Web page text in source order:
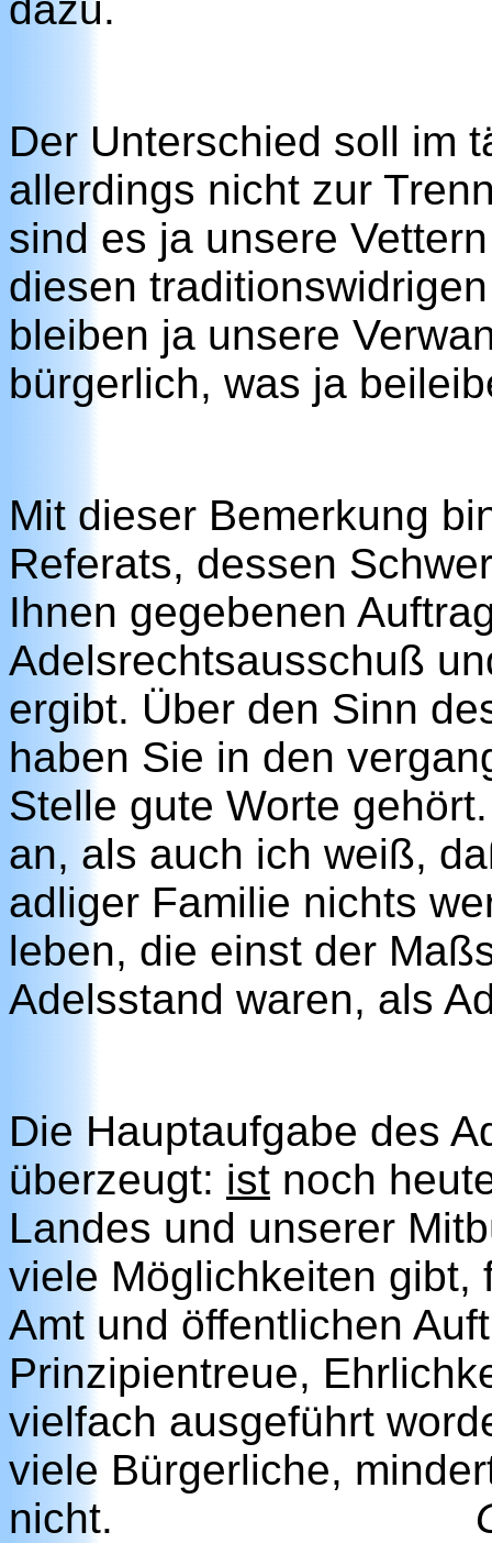
Der Unterschied soll im
allerdings nicht zur
sind es ja unsere
diesen
bleiben ja unsere
bürgerlich, was ja
Mit dieser Bemerkung
Referats, dessen
Ihnen gegebenen
Adelsrechtsausschuß
ergibt. Über den Sinn
haben Sie in den
Stelle gute Worte
an, als auch ich weiß,
adliger Familie nichts
leben, die einst der
Adelsstand waren, als
Die Hauptaufgabe des
überzeugt: ist noch
Landes und unserer
viele Möglichkeiten gibt,
Amt und öffentlichen
Prinzipientreue,
vielfach ausgeführt
viele Bürgerliche,
nicht.